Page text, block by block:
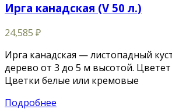
Ирга канадская (V 50 л.)
24,585 ₽
Ирга канадская — листопадный
дерево от 3 до 5 м высотой.
Цветки белые или кремовые
Подробнее